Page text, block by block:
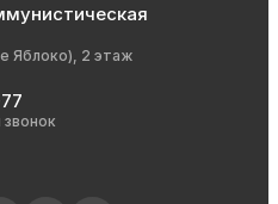
Яблоко), 2 этаж